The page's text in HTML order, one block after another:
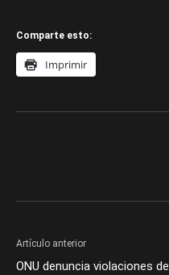
Comparte esto:
Imprimir
Artículo anterior
ONU denuncia violaciones de